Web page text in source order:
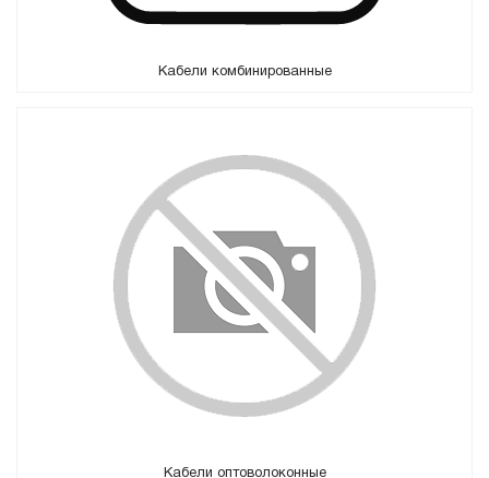
Кабели комбинированные
Кабели оптоволоконные